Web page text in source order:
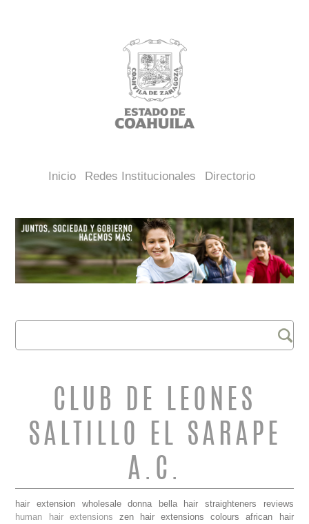
Inicio Redes Institucionales Directorio
FORMULARIO DE
BÚSQUEDA
Buscar
CLUB DE LEONES
SALTILLO EL SARAPE
A.C.
hair extension wholesale donna bella hair straighteners reviews
human hair extensions zen hair extensions colours african hair